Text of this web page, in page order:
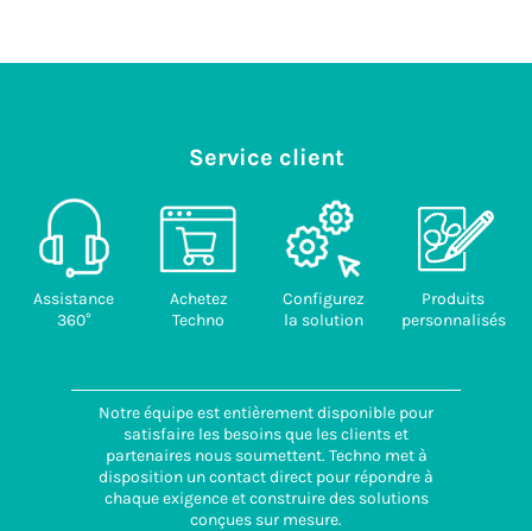
Service client
Assistance
360°
Achetez
Techno
Configurez
la solution
Produits
personnalisés
Notre équipe est entièrement disponible pour
satisfaire les besoins que les clients et
partenaires nous soumettent. Techno met à
disposition un contact direct pour répondre à
chaque exigence et construire des solutions
conçues sur mesure.